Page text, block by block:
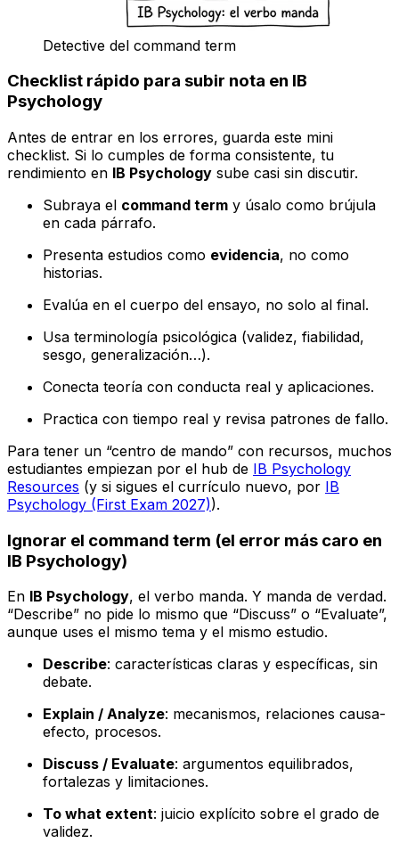
Detective del command term
Checklist rápido para subir nota en IB
Psychology
Antes de entrar en los errores, guarda este mini
checklist. Si lo cumples de forma consistente, tu
rendimiento en IB Psychology sube casi sin discutir.
Subraya el command term y úsalo como brújula
en cada párrafo.
Presenta estudios como evidencia, no como
historias.
Evalúa en el cuerpo del ensayo, no solo al final.
Usa terminología psicológica (validez, fiabilidad,
sesgo, generalización…).
Conecta teoría con conducta real y aplicaciones.
Practica con tiempo real y revisa patrones de fallo.
Para tener un “centro de mando” con recursos, muchos
estudiantes empiezan por el hub de IB Psychology
Resources (y si sigues el currículo nuevo, por IB
Psychology (First Exam 2027)).
Ignorar el command term (el error más caro en
IB Psychology)
En IB Psychology, el verbo manda. Y manda de verdad.
“Describe” no pide lo mismo que “Discuss” o “Evaluate”,
aunque uses el mismo tema y el mismo estudio.
Describe: características claras y específicas, sin
debate.
Explain / Analyze: mecanismos, relaciones causa-
efecto, procesos.
Discuss / Evaluate: argumentos equilibrados,
fortalezas y limitaciones.
To what extent: juicio explícito sobre el grado de
validez.